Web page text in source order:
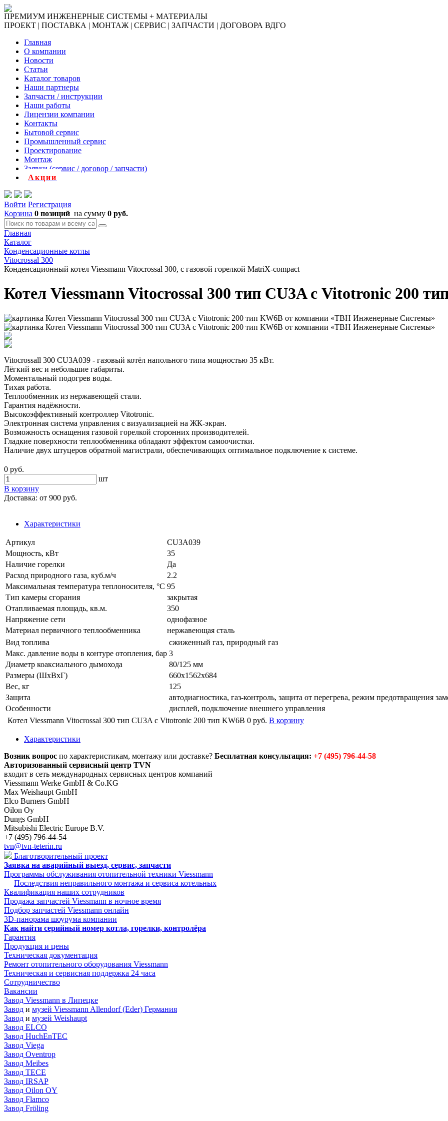
ПРЕМИУМ ИНЖЕНЕРНЫЕ СИСТЕМЫ + МАТЕРИАЛЫ
ПРОЕКТ | ПОСТАВКА | МОНТАЖ | СЕРВИС | ЗАПЧАСТИ | ДОГОВОРА ВДГО
Главная
О компании
Новости
Статьи
Каталог товаров
Наши партнеры
Запчасти / инструкции
Наши работы
Лицензии компании
Контакты
Бытовой сервис
Промышленный сервис
Проектирование
Монтаж
Заявки (сервис / договор / запчасти)
Акции
Войти Регистрация
Корзина 0 позиций на сумму 0 руб.
Главная
Каталог
Конденсационные котлы
Vitocrossal 300
Конденсационный котел Viessmann Vitocrossal 300, с газовой горелкой MatriX-compact
Котел Viessmann Vitocrossal 300 тип CU3A с Vitotronic 200
Vitocrossall 300 CU3A039 - газовый котёл напольного типа мощностью 35 кВт.
Лёгкий вес и небольшие габариты.
Моментальный подогрев воды.
Тихая работа.
Теплообменник из нержавеющей стали.
Гарантия надёжности.
Высокоэффективный контроллер Vitotronic.
Электронная система управления с визуализацией на ЖК-экран.
Возможность оснащения газовой горелкой сторонних производителей.
Гладкие поверхности теплообменника обладают эффектом самоочистки.
Наличие двух штуцеров обратной магистрали, обеспечивающих оптимальное подключение к системе.
0 руб.
шт
В корзину
Доставка: от 900 руб.
Характеристики
Артикул
CU3A039
Мощность, кВт
35
Наличие горелки
Да
Расход природного газа, куб.м/ч
2.2
Максимальная температура теплоносителя, °C 95
Тип камеры сгорания
закрытая
Отапливаемая площадь, кв.м.
350
Напряжение сети
однофазное
Материал первичного теплообменника
нержавеющая сталь
Вид топлива
сжиженный газ, природный газ
Макс. давление воды в контуре отопления, бар 3
Диаметр коаксиального дымохода
80/125 мм
Размеры (ШхВхГ)
660x1562x684
Вес, кг
125
Защита
автодиагностика, газ-контроль, защита от перегрева, режим предотвращения
Особенности
дисплей, подключение внешнего управления
Котел Viessmann Vitocrossal 300 тип CU3A с Vitotronic 200 тип KW6B 0 руб. В корзину
Характеристики
Возник вопрос по характеристикам, монтажу или доставке? Бесплатная консультация: +7 (495) 796-44-58
Авторизованный сервисный центр TVN
входит в сеть международных сервисных центров компаний
Viessmann Werke GmbH & Co.KG
Max Weishaupt GmbH
Elco Burners GmbH
Oilon Oy
Dungs GmbH
Mitsubishi Electric Europe B.V.
+7 (495) 796-44-54
tvn@tvn-teterin.ru
Благотворительный проект
Заявка на аварийный выезд, сервис, запчасти
Программы обслуживания отопительной техники Viessmann
Последствия неправильного монтажа и сервиса котельных
Квалификация наших сотрудников
Продажа запчастей Viessmann в ночное время
Подбор запчастей Viessmann онлайн
3D-панорама шоурума компании
Как найти серийный номер котла, горелки, контролёра
Гарантия
Продукция и цены
Техническая документация
Ремонт отопительного оборудования Viessmann
Техническая и сервисная поддержка 24 часа
Сотрудничество
Вакансии
Завод Viessmann в Липецке
Завод и музей Viessmann Allendorf (Eder) Германия
Завод и музей Weishaupt
Завод ELCO
Завод HuchEnTEC
Завод Viega
Завод Oventrop
Завод Meibes
Завод TECE
Завод IRSAP
Завод Oilon OY
Завод Flamco
Завод Fröling